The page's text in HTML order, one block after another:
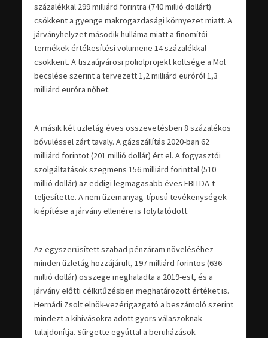
százalékkal 299 milliárd forintra (740 millió dollárt)
csökkent a gyenge makrogazdasági környezet miatt. A
járványhelyzet második hulláma miatt a finomítói
termékek értékesítési volumene 14 százalékkal
csökkent. A tiszaújvárosi poliolprojekt költsége a Mol
becslése szerint a tervezett 1,2 milliárd euróról 1,3
milliárd euróra nőhet.
A másik két üzletág éves összevetésben 8 százalékos
bővüléssel zárt tavaly. A gázszállítás 2020-ban 62
milliárd forintot (201 millió dollár) ért el. A fogyasztói
szolgáltatások szegmens 156 milliárd forinttal (510
millió dollár) az eddigi legmagasabb éves EBITDA-t
teljesítette. A nem üzemanyag-típusú tevékenységek
kiépítése a járvány ellenére is folytatódott.
Az egyszerűsített szabad pénzáram növeléséhez
minden üzletág hozzájárult, 197 milliárd forintos (636
millió dollár) összege meghaladta a 2019-est, és a
járvány előtti célkitűzésben meghatározott értéket is.
Hernádi Zsolt elnök-vezérigazgató a beszámoló szerint
mindezt a kihívásokra adott gyors válaszoknak
tulajdonítja. Sürgette egyúttal a beruházások